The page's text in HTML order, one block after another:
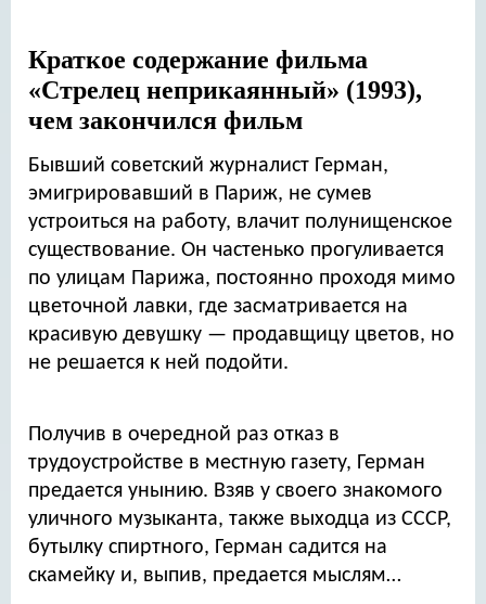
Краткое содержание фильма
«Стрелец неприкаянный» (1993),
чем закончился фильм
Бывший советский журналист Герман,
эмигрировавший в Париж, не сумев
устроиться на работу, влачит полунищенское
существование. Он частенько прогуливается
по улицам Парижа, постоянно проходя мимо
цветочной лавки, где засматривается на
красивую девушку — продавщицу цветов, но
не решается к ней подойти.
Получив в очередной раз отказ в
трудоустройстве в местную газету, Герман
предается унынию. Взяв у своего знакомого
уличного музыканта, также выходца из СССР,
бутылку спиртного, Герман садится на
скамейку и, выпив, предается мыслям…